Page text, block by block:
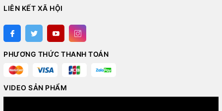
LIÊN KẾT XÃ HỘI
PHƯƠNG THỨC THANH TOÁN
VIDEO SẢN PHẨM